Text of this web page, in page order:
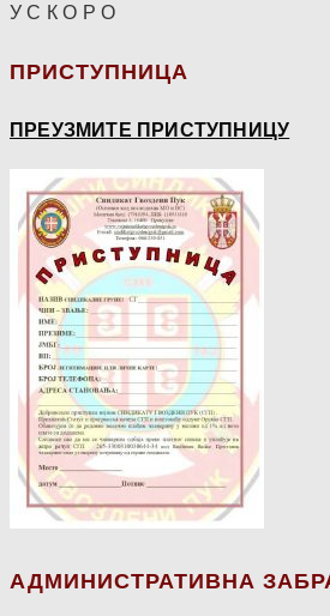
У С К О Р О
ПРИСТУПНИЦА
ПРЕУЗМИТЕ ПРИСТУПНИЦУ
АДМИНИСТРАТИВНА